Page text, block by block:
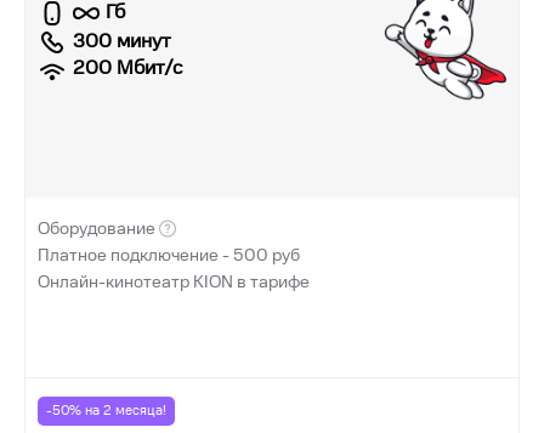
Гб
300 минут
200 Мбит/с
Оборудование
Платное подключение -500 руб
Онлайн-кинотеатр KION в тарифе
-50% на 2 месяца!